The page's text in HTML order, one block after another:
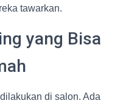
tawarkan.
yang Bisa
di salon. Ada